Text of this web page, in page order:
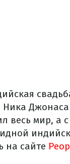
Ника
весь мир, а
на сайте